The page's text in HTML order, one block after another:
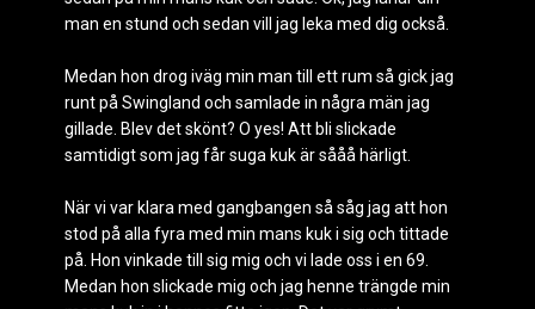
man en stund och sedan vill jag leka med dig också.
Medan hon drog iväg min man till ett rum så gick jag
runt på Swingland och samlade in några män jag
gillade. Blev det skönt? O yes! Att bli slickade
samtidigt som jag får suga kuk är sååå härligt.
När vi var klara med gangbangen så såg jag att hon
stod på alla fyra med min mans kuk i sig och tittade
på. Hon vinkade till sig mig och vi lade oss i en 69.
Medan hon slickade mig och jag henne trängde min